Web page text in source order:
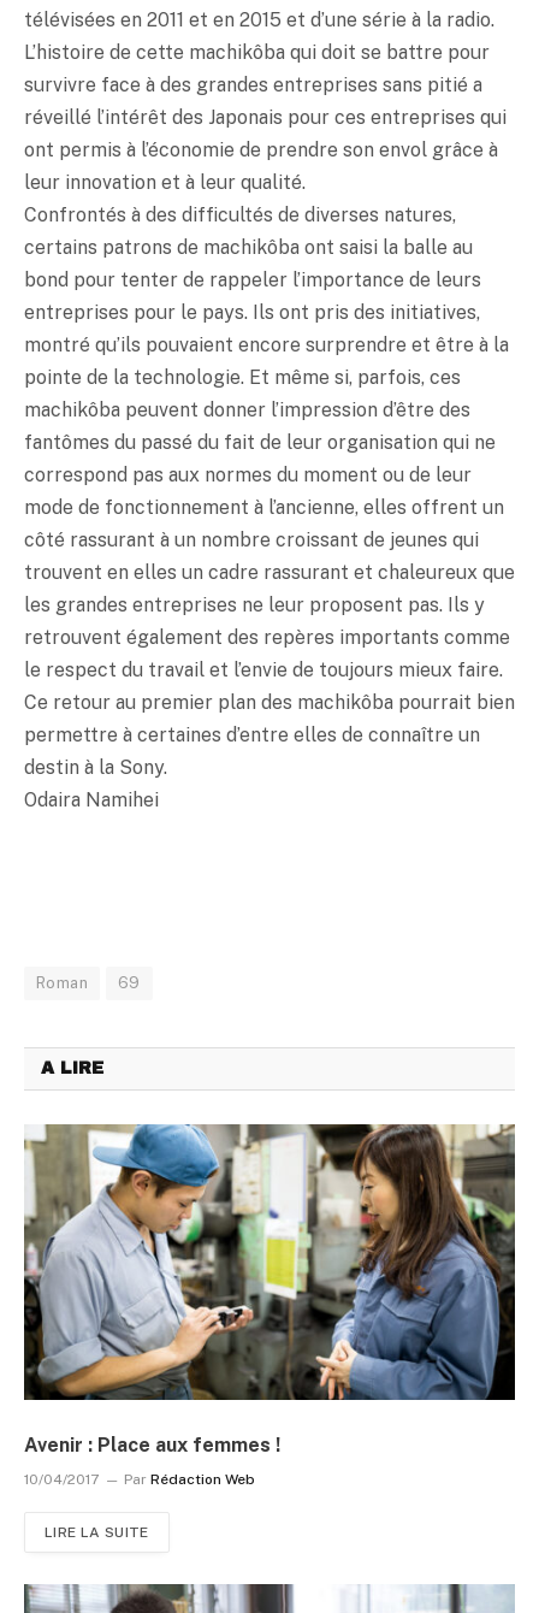
télévisées en 2011 et en 2015 et d’une série à la radio.
L’histoire de cette machikôba qui doit se battre pour
survivre face à des grandes entreprises sans pitié a
réveillé l’intérêt des Japonais pour ces entreprises qui
ont permis à l’économie de prendre son envol grâce à
leur innovation et à leur qualité.
Confrontés à des difficultés de diverses natures,
certains patrons de machikôba ont saisi la balle au
bond pour tenter de rappeler l’importance de leurs
entreprises pour le pays. Ils ont pris des initiatives,
montré qu’ils pouvaient encore surprendre et être à la
pointe de la technologie. Et même si, parfois, ces
machikôba peuvent donner l’impression d’être des
fantômes du passé du fait de leur organisation qui ne
correspond pas aux normes du moment ou de leur
mode de fonctionnement à l’ancienne, elles offrent un
côté rassurant à un nombre croissant de jeunes qui
trouvent en elles un cadre rassurant et chaleureux que
les grandes entreprises ne leur proposent pas. Ils y
retrouvent également des repères importants comme
le respect du travail et l’envie de toujours mieux faire.
Ce retour au premier plan des machikôba pourrait bien
permettre à certaines d’entre elles de connaître un
destin à la Sony.
Odaira Namihei
Roman 69
A LIRE
Avenir : Place aux femmes !
10/04/2017 Par Rédaction Web
LIRE LA SUITE